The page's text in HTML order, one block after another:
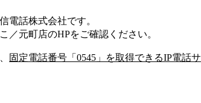
電話株式会社です。
／元町店のHPをご確認ください。
固定電話番号「 0545 」を取得できるIP電話サ